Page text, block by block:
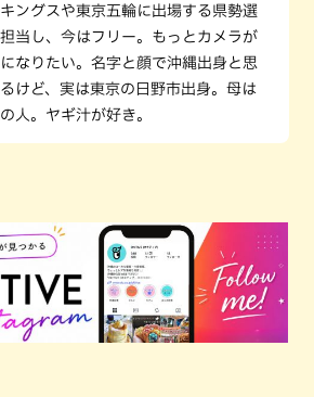
ングスや東京五輪に出場する県勢選
当し、今はフリー。もっとカメラが
になりたい。名字と顔で沖縄出身と思
けど、実は東京の日野市出身。母は
人。ヤギ汁が好き。